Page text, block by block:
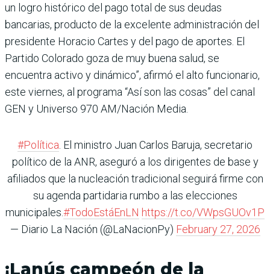
un logro histórico del pago total de sus deudas
bancarias, producto de la excelente administración del
presidente Horacio Cartes y del pago de aportes. El
Partido Colorado goza de muy buena salud, se
encuentra activo y dinámico”, afirmó el alto funcionario,
este viernes, al programa “Así son las cosas” del canal
GEN y Universo 970 AM/Nación Media.
#Política . El ministro Juan Carlos Baruja, secretario
político de la ANR, aseguró a los dirigentes de base y
afiliados que la nucleación tradicional seguirá firme con
su agenda partidaria rumbo a las elecciones
municipales.#TodoEstáEnLN https://t.co/VWpsGUOv1P
— Diario La Nación (@LaNacionPy) February 27, 2026
¡Lanús campeón de la